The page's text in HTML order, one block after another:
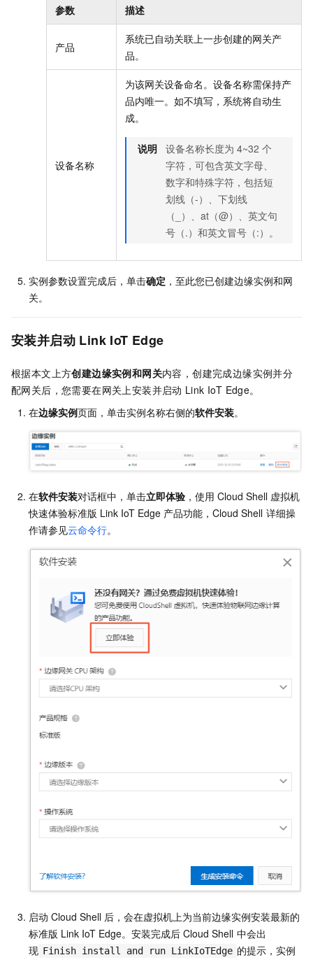
参数
描述
产品
系统已自动关联上一步创建的网关产
品。
设备名称
为该网关设备命名。设备名称需保持产
品内唯一。如不填写，系统将自动生
成。
说明 设备名称长度为 4~32 个
字符，可包含英文字母、
数字和特殊字符，包括短
划线（-）、下划线
（_）、at（@）、英文句
号（.）和英文冒号（:）。
实例参数设置完成后，单击确定 ，至此您已创建边缘实例和网
关。
安装并启动 Link IoT Edge
根据本文上方创建边缘实例和网关内容，创建完成边缘实例并分
配网关后，您需要在网关上安装并启动 Link IoT Edge。
在边缘实例页面，单击实例名称右侧的软件安装。
在软件安装对话框中，单击立即体验 ，使用 Cloud Shell 虚拟机
快速体验标准版 Link IoT Edge 产品功能，Cloud Shell 详细操
作请参见云命令行。
启动 Cloud Shell 后，会在虚拟机上为当前边缘实例安装最新的
标准版 Link IoT Edge。安装完成后 Cloud Shell 中会出
现 Finish install and run LinkIoTEdge 的提示，实例